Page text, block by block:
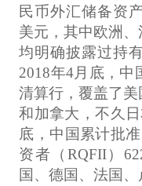
民币外汇储备资
美元，其中欧洲
均明确披露过持
2018年4月底，中
清算行，覆盖了
和加拿大，不久
底，中国累计批
资者（RQFII）
国、德国、法国